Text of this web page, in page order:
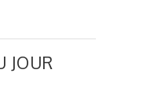
JOUR